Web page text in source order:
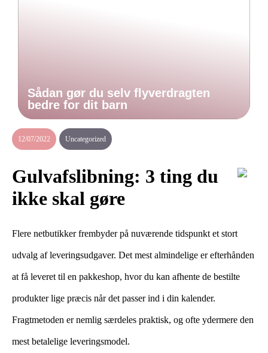
Sådan gør du selv flyverdragten
bedre for dit barn
12/07/2022 Uncategorized
Gulvafslibning: 3 ting du
ikke skal gøre
Flere netbutikker frembyder på nuværende tidspunkt et stort
udvalg af leveringsudgaver. Det mest almindelige er efterhånden
at få leveret til en pakkeshop, hvor du kan afhente de bestilte
produkter lige præcis når det passer ind i din kalender.
Fragtmetoden er nemlig særdeles praktisk, og ofte ydermere den
mest betalelige leveringsmodel.